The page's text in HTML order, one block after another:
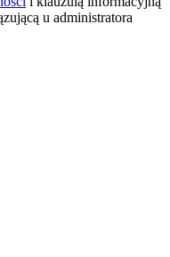
u administratora